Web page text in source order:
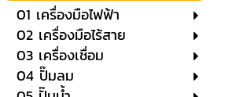
01 เครื่องมือไฟฟ้า
02 เครื่องมือไร้สาย
03 เครื่องเชื่อม
04 ปั๊มลม